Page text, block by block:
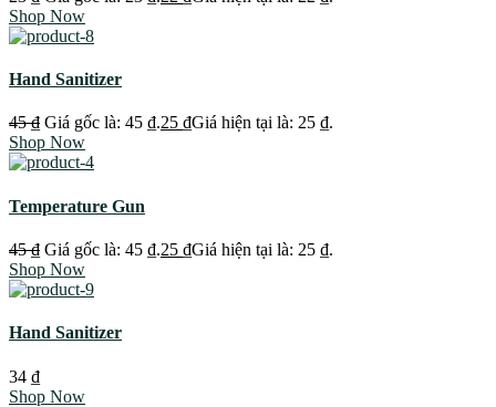
Shop Now
Hand Sanitizer
45₫ Giá gốc là: 45 ₫.25 ₫Giá hiện tại là: 25 ₫.
Shop Now
Temperature Gun
45₫ Giá gốc là: 45 ₫.25 ₫Giá hiện tại là: 25 ₫.
Shop Now
Hand Sanitizer
34 ₫
Shop Now